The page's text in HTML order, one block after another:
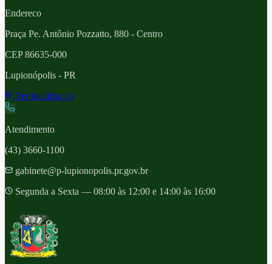
Endereco
Praça Pe. Antônio Pozzatto, 880 - Centro
CEP86635-000
Lupionópolis - PR
Ver localizacao
Atendimento
(43) 3660-1100
gabinete@p-lupionopolis.pr.gov.br
Segunda a Sexta — 08:00 às 12:00 e 14:00 às 16:00